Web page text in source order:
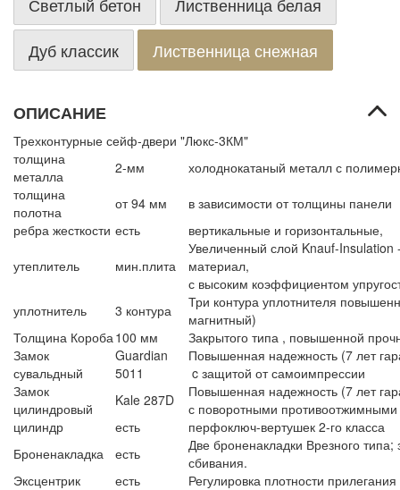
Дуб классик
Лиственница снежная
ОПИСАНИЕ
Трехконтурные сейф-двери "Люкс-3КМ"
толщина
металла
2-мм
холоднокатаный металл с
толщина
полотна
от 94 мм
в зависимости от толщины панели
ребра жесткости есть
вертикальные и горизонтальные,
утеплитель
мин.плита
Увеличенный слой Knauf-Insulation
материал,
с высоким коэффициентом
уплотнитель
3 контура
Три контура уплотнителя
магнитный)
Толщина Короба100 мм
Закрытого типа , повышенной
Замок
сувальдный
Guardian
5011
Повышенная надежность (7 лет
c защитой от самоимпрессии
Замок
цилиндровый
Kale 287D
Повышенная надежность (7 лет
с поворотными
цилиндр
есть
перфоключ-вертушек 2-го класса
Броненакладка
есть
Две броненакладки Врезного
сбивания.
Эксцентрик
есть Регулировка плотности прилегания